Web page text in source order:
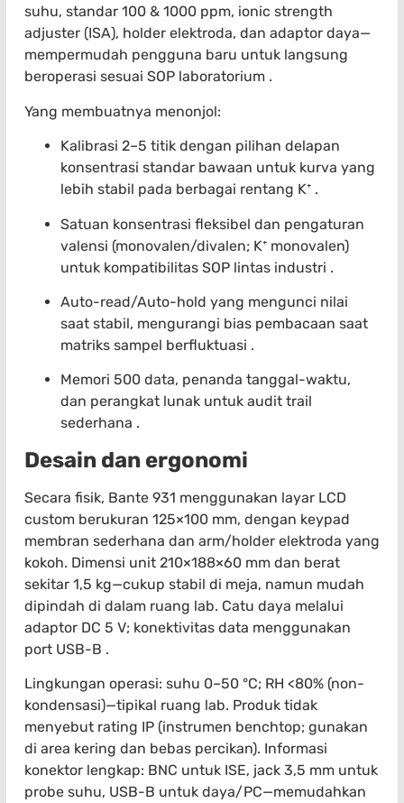
suhu, standar 100 & 1000 ppm, ionic strength
adjuster (ISA), holder elektroda, dan adaptor daya—
mempermudah pengguna baru untuk langsung
beroperasi sesuai SOP laboratorium .
Yang membuatnya menonjol:
Kalibrasi 2–5 titik dengan pilihan delapan
konsentrasi standar bawaan untuk kurva yang
lebih stabil pada berbagai rentang K⁺ .
Satuan konsentrasi fleksibel dan pengaturan
valensi (monovalen/divalen; K⁺ monovalen)
untuk kompatibilitas SOP lintas industri .
Auto-read/Auto-hold yang mengunci nilai
saat stabil, mengurangi bias pembacaan saat
matriks sampel berfluktuasi .
Memori 500 data, penanda tanggal-waktu,
dan perangkat lunak untuk audit trail
sederhana .
Desain dan ergonomi
Secara fisik, Bante 931 menggunakan layar LCD
custom berukuran 125×100 mm, dengan keypad
membran sederhana dan arm/holder elektroda yang
kokoh. Dimensi unit 210×188×60 mm dan berat
sekitar 1,5 kg—cukup stabil di meja, namun mudah
dipindah di dalam ruang lab. Catu daya melalui
adaptor DC 5 V; konektivitas data menggunakan
port USB-B .
Lingkungan operasi: suhu 0–50 °C; RH <80% (non-
kondensasi)—tipikal ruang lab. Produk tidak
menyebut rating IP (instrumen benchtop; gunakan
di area kering dan bebas percikan). Informasi
konektor lengkap: BNC untuk ISE, jack 3,5 mm untuk
probe suhu, USB-B untuk daya/PC—memudahkan